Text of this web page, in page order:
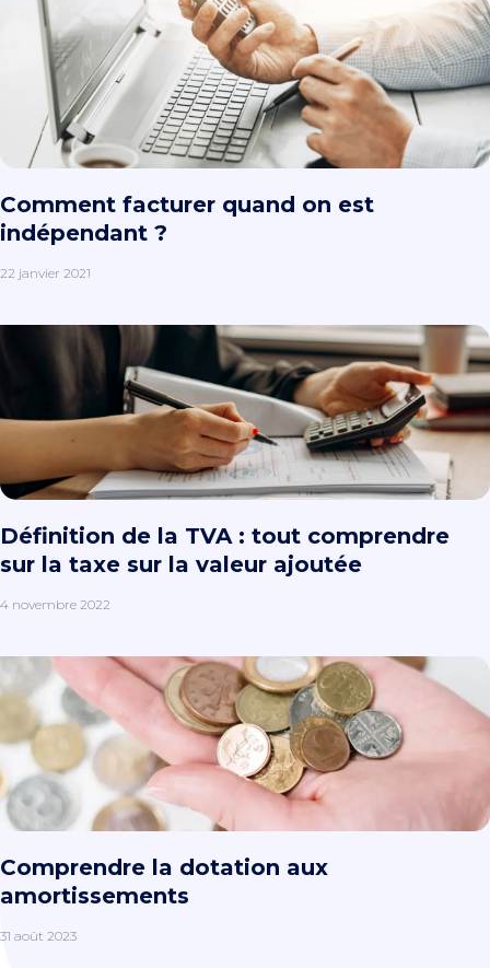
Comment facturer quand on est
indépendant ?
22 janvier 2021
Définition de la TVA : tout comprendre
sur la taxe sur la valeur ajoutée
4 novembre 2022
Comprendre la dotation aux
amortissements
31 août 2023